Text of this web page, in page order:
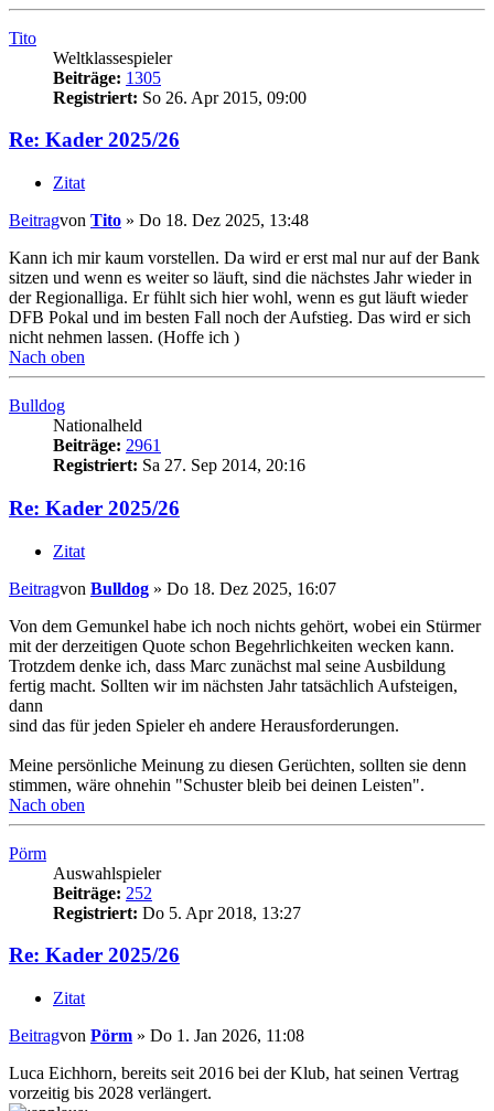
Tito
Weltklassespieler
Beiträge: 1305
Registriert: So 26. Apr 2015, 09:00
Re: Kader 2025/26
Zitat
Beitragvon Tito » Do 18. Dez 2025, 13:48
Kann ich mir kaum vorstellen. Da wird er erst mal nur auf der Bank
sitzen und wenn es weiter so läuft, sind die nächstes Jahr wieder in
der Regionalliga. Er fühlt sich hier wohl, wenn es gut läuft wieder
DFB Pokal und im besten Fall noch der Aufstieg. Das wird er sich
nicht nehmen lassen. (Hoffe ich )
Nach oben
Bulldog
Nationalheld
Beiträge: 2961
Registriert: Sa 27. Sep 2014, 20:16
Re: Kader 2025/26
Zitat
Beitragvon Bulldog » Do 18. Dez 2025, 16:07
Von dem Gemunkel habe ich noch nichts gehört, wobei ein Stürmer
mit der derzeitigen Quote schon Begehrlichkeiten wecken kann.
Trotzdem denke ich, dass Marc zunächst mal seine Ausbildung
fertig macht. Sollten wir im nächsten Jahr tatsächlich Aufsteigen,
dann
sind das für jeden Spieler eh andere Herausforderungen.
Meine persönliche Meinung zu diesen Gerüchten, sollten sie denn
stimmen, wäre ohnehin "Schuster bleib bei deinen Leisten".
Nach oben
Pörm
Auswahlspieler
Beiträge: 252
Registriert: Do 5. Apr 2018, 13:27
Re: Kader 2025/26
Zitat
Beitragvon Pörm » Do 1. Jan 2026, 11:08
Luca Eichhorn, bereits seit 2016 bei der Klub, hat seinen Vertrag
vorzeitig bis 2028 verlängert.